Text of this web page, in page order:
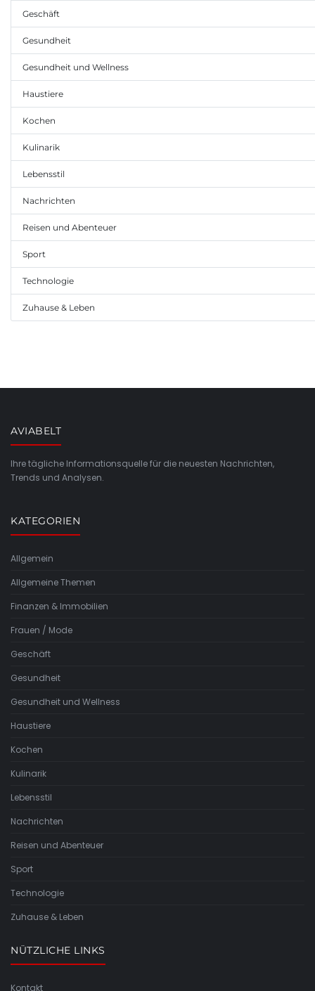
Geschäft
Gesundheit
Gesundheit und Wellness
Haustiere
Kochen
Kulinarik
Lebensstil
Nachrichten
Reisen und Abenteuer
Sport
Technologie
Zuhause & Leben
AVIABELT
Ihre tägliche Informationsquelle für die neuesten Nachrichten,
Trends und Analysen.
KATEGORIEN
Allgemein
Allgemeine Themen
Finanzen & Immobilien
Frauen / Mode
Geschäft
Gesundheit
Gesundheit und Wellness
Haustiere
Kochen
Kulinarik
Lebensstil
Nachrichten
Reisen und Abenteuer
Sport
Technologie
Zuhause & Leben
NÜTZLICHE LINKS
Kontakt